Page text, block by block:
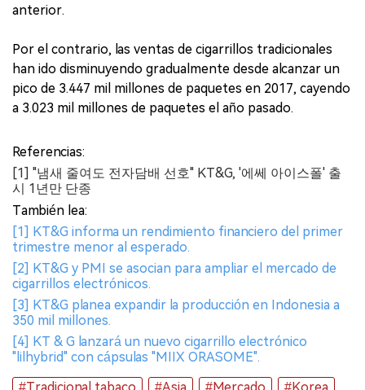
anterior.
Por el contrario, las ventas de cigarrillos tradicionales
han ido disminuyendo gradualmente desde alcanzar un
pico de 3.447 mil millones de paquetes en 2017, cayendo
a 3.023 mil millones de paquetes el año pasado.
Referencias:
[1] "냄새 줄여도 전자담배 선호" KT&G, '에쎄 아이스폴' 출
시 1년만 단종
También lea:
[1] KT&G informa un rendimiento financiero del primer
trimestre menor al esperado.
[2] KT&G y PMI se asocian para ampliar el mercado de
cigarrillos electrónicos.
[3] KT&G planea expandir la producción en Indonesia a
350 mil millones.
[4] KT & G lanzará un nuevo cigarrillo electrónico
"lilhybrid" con cápsulas "MIIX ORASOME".